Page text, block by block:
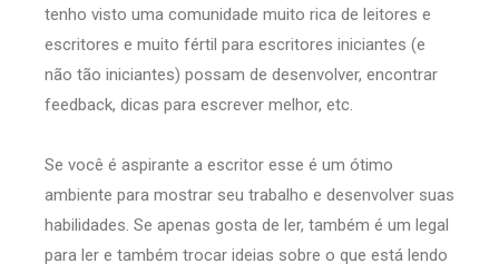
tenho visto uma comunidade muito rica de leitores e
escritores e muito fértil para escritores iniciantes (e
não tão iniciantes) possam de desenvolver, encontrar
feedback, dicas para escrever melhor, etc.
Se você é aspirante a escritor esse é um ótimo
ambiente para mostrar seu trabalho e desenvolver suas
habilidades. Se apenas gosta de ler, também é um legal
para ler e também trocar ideias sobre o que está lendo